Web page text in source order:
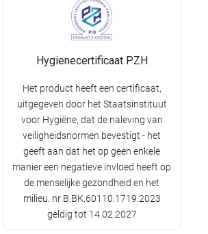
Hygienecertificaat PZH
Het product heeft een certificaat,
uitgegeven door het Staatsinstituut
voor Hygiëne, dat de naleving van
veiligheidsnormen bevestigt - het
geeft aan dat het op geen enkele
manier een negatieve invloed heeft op
de menselijke gezondheid en het
milieu. nr B.BK.60110.1719.2023
geldig tot 14.02.2027